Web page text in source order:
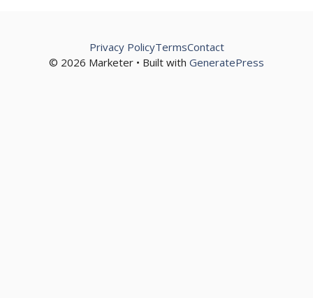
© 2026 Marketer • Built with GeneratePress
Privacy PolicyTermsContact